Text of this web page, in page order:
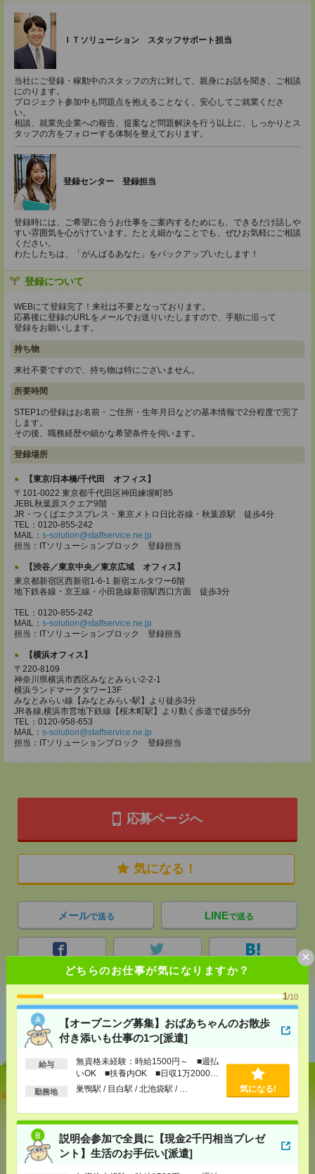
どちらのお仕事が気になりますか？
1/10
【オープニング募集】おばあちゃんのお散歩
付き添いも仕事の1つ[派遣]
給与
無資格未経験：時給1500円～ ■週払
いOK ■扶養内OK ■日収1万2000円
以上
勤務地 巣鴨駅 / 目白駅 / 北池袋駅 / … 気になる!
説明会参加で全員に【現金2千円相当プレゼ
ント】生活のお手伝い[派遣]
×
ＩＴソリューション スタッフサポート担当
当社にご登録・稼動中のスタッフの方に対して、親身にお話を聞き、ご相談
にのります。
プロジェクト参加中も問題点を抱えることなく、安心してご就業くださ
い。
相談、就業先企業への報告、提案など問題解決を行う以上に、しっかりとス
タッフの方をフォローする体制を整えております。
登録センター 登録担当
登録時には、ご希望に合うお仕事をご案内するためにも、できるだけ話しや
すい雰囲気を心がけています。たとえ細かなことでも、ぜひお気軽にご相談
ください。
わたしたちは、「がんばるあなた」をバックアップいたします！
登録について
WEBにて登録完了！来社は不要となっております。
応募後に登録のURLをメールでお送りいたしますので、手順に沿って
登録をお願いします。
持ち物
来社不要ですので、持ち物は特にございません。
所要時間
STEP1の登録はお名前・ご住所・生年月日などの基本情報で2分程度で完了
します。
その後、職務経歴や細かな希望条件を伺います。
登録場所
【東京/日本橋/千代田 オフィス】
〒101-0022 東京都千代田区神田練塀町85
JEBL秋葉原スクエア9階
JR・つくばエクスプレス・東京メトロ日比谷線・秋葉原駅 徒歩4分
TEL：0120-855-242
MAIL： s-solution@staffservice.ne.jp
担当：ITソリューションブロック 登録担当
【渋谷／東京中央／東京広域 オフィス】
東京都新宿区西新宿1-6-1 新宿エルタワー6階
地下鉄各線・京王線・小田急線新宿駅西口方面 徒歩3分
TEL：0120-855-242
MAIL： s-solution@staffservice.ne.jp
担当：ITソリューションブロック 登録担当
【横浜オフィス】
〒220-8109
神奈川県横浜市西区みなとみらい2-2-1
横浜ランドマークタワー13F
みなとみらい線【みなとみらい駅】より徒歩3分
JR各線,横浜市営地下鉄線【桜木町駅】より動く歩道で徒歩5分
TEL：0120-958-653
MAIL： s-solution@staffservice.ne.jp
担当：ITソリューションブロック 登録担当
応募ページへ
気になる！
メールで送る LINEで送る
シェア ツイート
あなたの閲覧履歴からの
おすすめ
【オープニング募集】おばあちゃんのお散歩付き添
[給 与]
無資格未経験：時給1500円～ ■週払い
OK ■扶養内OK ■日収1万2000円以上
[交通費] 交通費全額支給